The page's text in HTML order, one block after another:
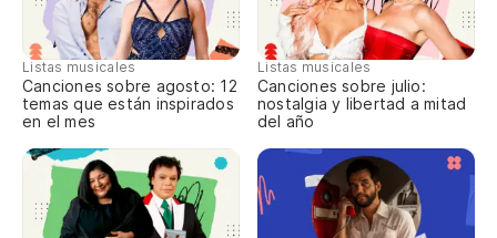
Listas musicales
Canciones sobre agosto: 12
temas que están inspirados
en el mes
Listas musicales
Canciones sobre julio:
nostalgia y libertad a mitad
del año